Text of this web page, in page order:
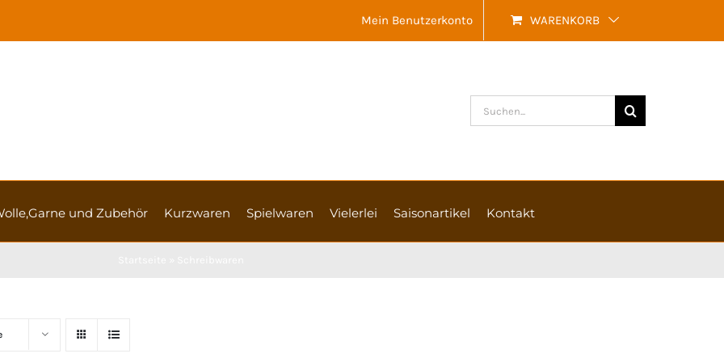
Mein Benutzerkonto WARENKORB
Suche
nach:
und Zubehör Kurzwaren Spielwaren Vielerlei Saisonartikel Kontakt